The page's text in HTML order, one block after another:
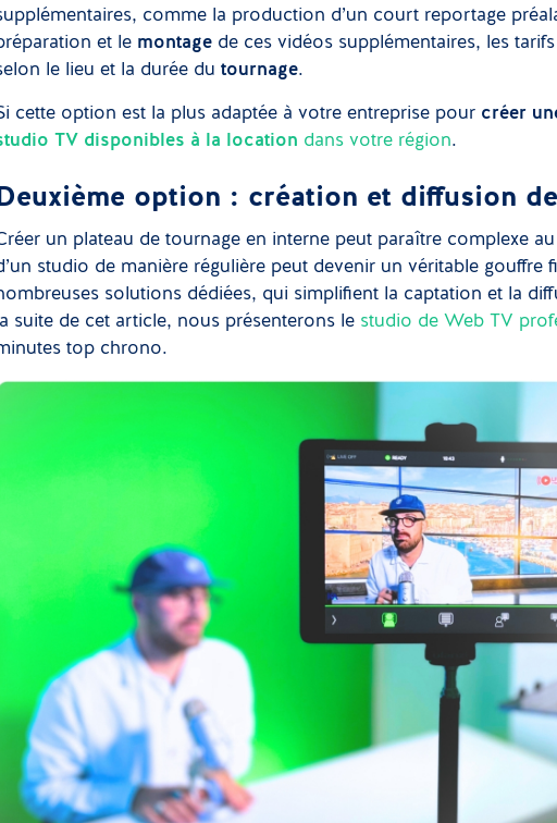
comme la production d’un court reportage
et le montage de ces vidéos supplémentaires, les
le lieu et la durée dutournage.
cette option est la plus adaptée à votre entreprise pour créer
TV disponibles à la location dans votre région.
option : création et diffusion
un plateau de tournage en interne peut paraître complexe
studio de manière régulière peut devenir un véritable gouffre
solutions dédiées, qui simplifient la captation et la
suite de cet article, nous présenterons le studio de Web TV
top chrono.